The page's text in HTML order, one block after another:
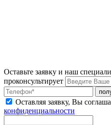
Оставьте заявку и наш
проконсультирует
Оставляя заявку, Вы
конфиденциальности